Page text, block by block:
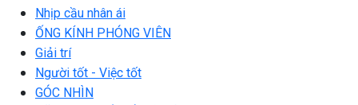
Nhịp cầu nhân ái
ỐNG KÍNH PHÓNG VIÊN
Giải trí
Người tốt - Việc tốt
GÓC NHÌN